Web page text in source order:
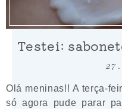
Testei:
27
Olá meninas!! A terça-
só agora pude parar